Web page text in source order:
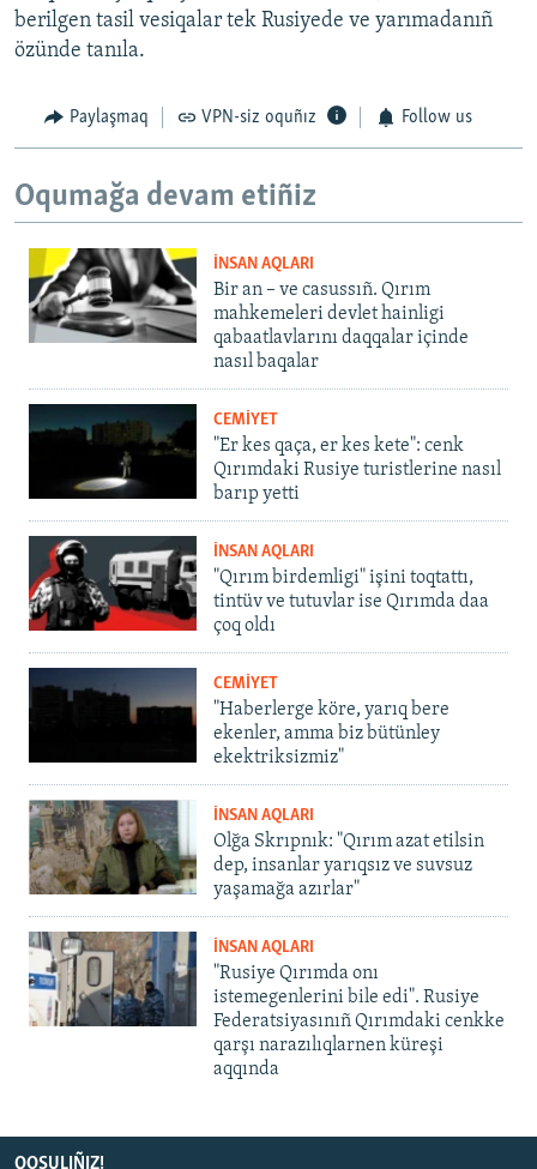
berilgen tasil vesiqalar tek Rusiyede ve yarımadanıñ
özünde tanıla.
Paylaşmaq VPN-siz oquñız Follow us
Oqumağa devam etiñiz
İNSAN AQLARI
Bir an – ve casussıñ. Qırım
mahkemeleri devlet hainligi
qabaatlavlarını daqqalar içinde
nasıl baqalar
CEMİYET
"Er kes qaça, er kes kete": cenk
Qırımdaki Rusiye turistlerine nasıl
barıp yetti
İNSAN AQLARI
"Qırım birdemligi" işini toqtattı,
tintüv ve tutuvlar ise Qırımda daa
çoq oldı
CEMİYET
"Haberlerge köre, yarıq bere
ekenler, amma biz bütünley
ekektriksizmiz"
İNSAN AQLARI
Olğa Skrıpnık: "Qırım azat etilsin
dep, insanlar yarıqsız ve suvsuz
yaşamağa azırlar"
İNSAN AQLARI
"Rusiye Qırımda onı
istemegenlerini bile edi". Rusiye
Federatsiyasınıñ Qırımdaki cenkke
qarşı narazılıqlarnen küreşi
aqqında
QOŞULIÑIZ!